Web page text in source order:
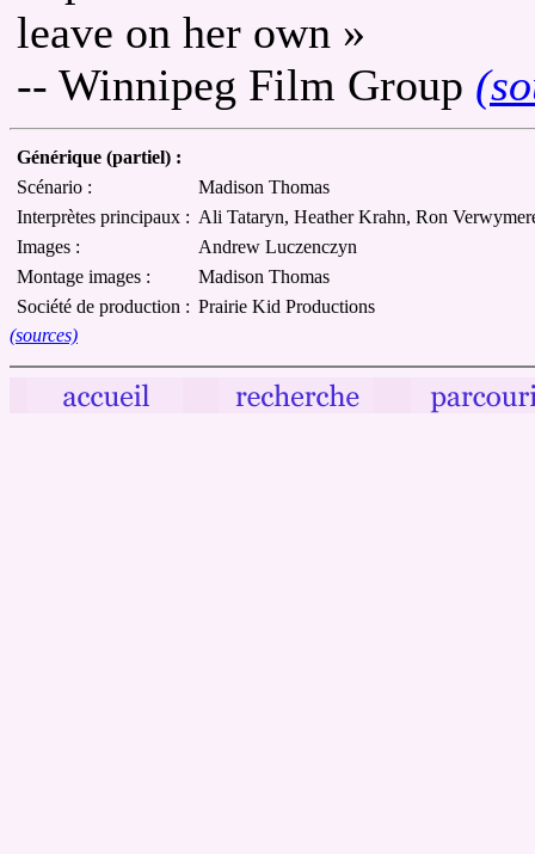
leave on her own »
-- Winnipeg Film Group
Générique (partiel) :
Scénario :
Madison Thomas
Interprètes principaux : Ali Tataryn, Heather Krahn, Ron
Images :
Andrew Luczenczyn
Montage images :
Madison Thomas
Société de production : Prairie Kid Productions
(sources)